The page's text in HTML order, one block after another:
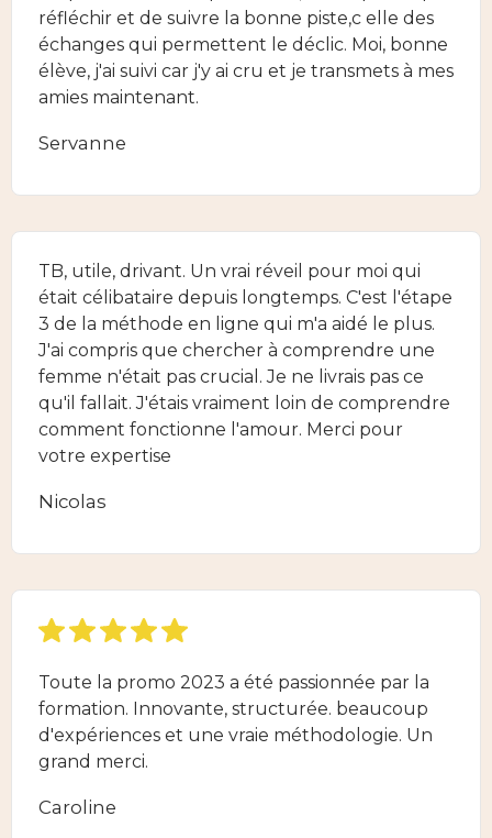
réfléchir et de suivre la bonne piste,c elle des
échanges qui permettent le déclic. Moi, bonne
élève, j'ai suivi car j'y ai cru et je transmets à mes
amies maintenant.
Servanne
TB, utile, drivant. Un vrai réveil pour moi qui
était célibataire depuis longtemps. C'est l'étape
3 de la méthode en ligne qui m'a aidé le plus.
J'ai compris que chercher à comprendre une
femme n'était pas crucial. Je ne livrais pas ce
qu'il fallait. J'étais vraiment loin de comprendre
comment fonctionne l'amour. Merci pour
votre expertise
Nicolas
Toute la promo 2023 a été passionnée par la
formation. Innovante, structurée. beaucoup
d'expériences et une vraie méthodologie. Un
grand merci.
Caroline